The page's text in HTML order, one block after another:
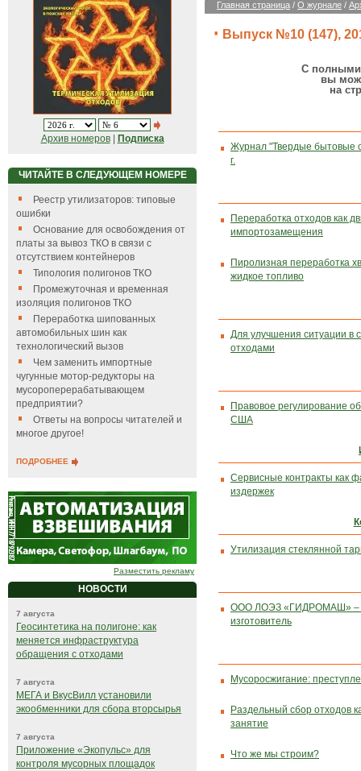
Архив номеров| Подписка
ЧИТАЙТЕ В СЛЕДУЮЩЕМ НОМЕРЕ
Реестр утилизаторов: типовые
ошибки
Основание для освобождения от
платы за вывоз ТКО в связи с
отсутствием контейнеров
Типология полигонов ТКО
Промежуточная и временная
изоляция полигонов ТКО
Переработка шипованных
автомобильных шин как
технологический вызов
Чем заменить импортные
чугунные мотор-редукторы на
мусороперерабатывающем
предприятии?
Ответы на вопросы читателей и
многое другое!
ПОДРОБНЕЕ
Разместить рекламу
НОВОСТИ
7 августа
Геосинтетика на полигоне: как
меняется инфраструктура
обращения с отходами
7 августа
МЕГА и ВкусВилл установили
экообменники для сбора вторсырья
7 августа
Приложение «Экопульс» для
контроля мусорных площадок
Главная страница / О журнале /
Выпуск №10 (147),
С полными
вы
на
Журнал "Твердые бытовые
г.
Переработка отходов как
импортозамещения
Пиролизная переработка
жидкое топливо
Для улучшения ситуации в
отходами
Правовое регулирование
США
Сервисные контракты как
издержек
Утилизация стеклянной
ООО ЛОЭЗ «ГИДРОМАШ» –
изготовитель
Мусоросжигание:
Раздельный сбор отходов
занятие
Что же мы строим?